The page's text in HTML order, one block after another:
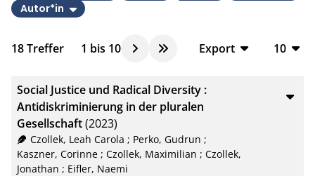
18Treffer 1 bis 10
Export
CSV
XML
10
20
Autor*in
Social Justice und Radical Diversity :
Antidiskriminierung in der pluralen
Gesellschaft(2023)
Czollek, Leah Carola ; Perko, Gudrun ;
Kaszner, Corinne ; Czollek, Maximilian ; Czollek,
Jonathan ; Eifler, Naemi